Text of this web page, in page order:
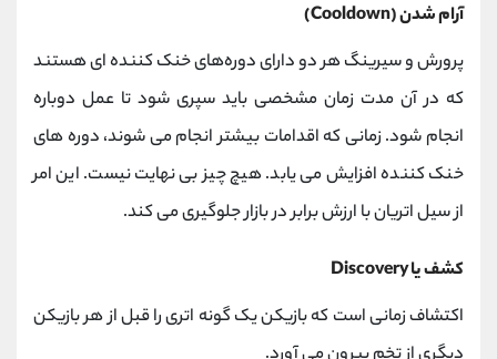
آرام شدن (Cooldown)
پرورش و سیرینگ هر دو دارای دوره‌های خنک‌ کننده‌ ای هستند
که در آن مدت زمان مشخصی باید سپری شود تا عمل دوباره
انجام شود. زمانی که اقدامات بیشتر انجام می شوند، دوره های
خنک کننده افزایش می یابد. هیچ چیز بی نهایت نیست. این امر
از سیل اتریان با ارزش برابر در بازار جلوگیری می کند.
کشف یا Discovery
اکتشاف زمانی است که بازیکن یک گونه اتری را قبل از هر بازیکن